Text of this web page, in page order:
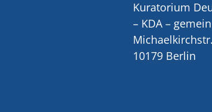
Kuratorium
– KDA –
10179 Berlin